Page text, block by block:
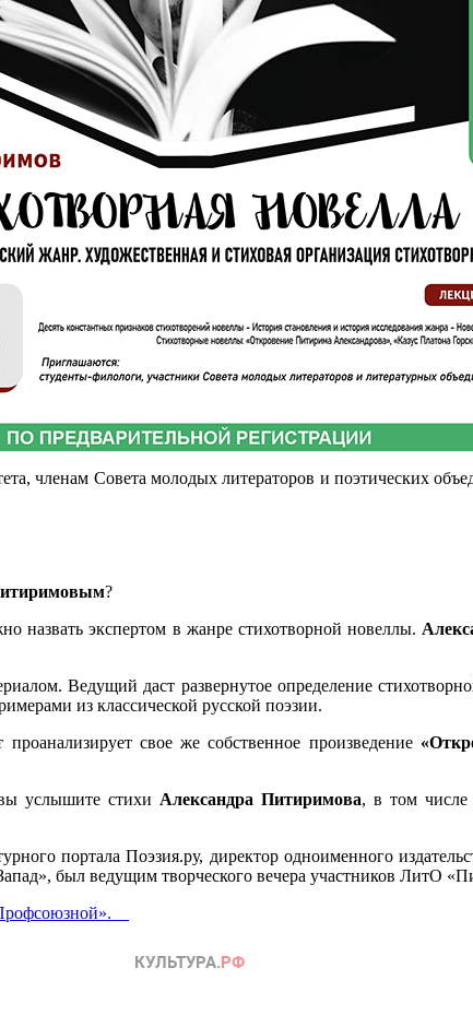
членам Совета молодых литераторов и поэтических
?
назвать экспертом в жанре стихотворной новеллы.
Ведущий даст развернутое определение
из классической русской поэзии.
свое же собственное произведение
услышите стихи Александра Питиримова, в том числе
портала Поэзия.ру, директор одноименного
был ведущим творческого вечера участников ЛитО
Профсоюзной».